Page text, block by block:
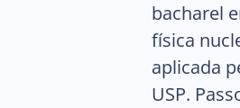
bacharel
física
aplicada
USP.